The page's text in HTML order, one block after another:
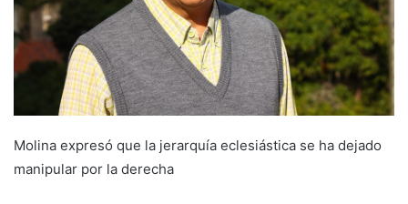
Molina expresó que la jerarquía eclesiástica se ha dejado
manipular por la derecha